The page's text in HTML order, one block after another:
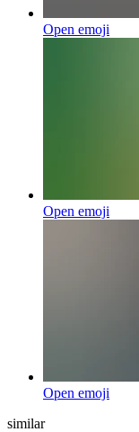
Open emoji
Open emoji
Open emoji
similar